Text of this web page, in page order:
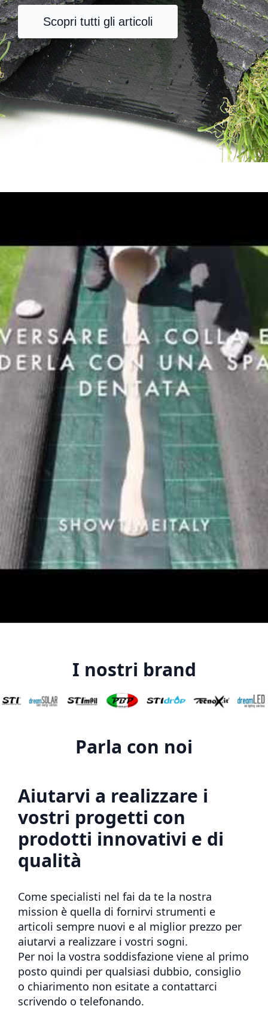
Scopri tutti gli articoli
I nostri brand
Parla con noi
Aiutarvi a realizzare i
vostri progetti con
prodotti innovativi e di
qualità
Come specialisti nel fai da te la nostra
mission è quella di fornirvi strumenti e
articoli sempre nuovi e al miglior prezzo per
aiutarvi a realizzare i vostri sogni.
Per noi la vostra soddisfazione viene al primo
posto quindi per qualsiasi dubbio, consiglio
o chiarimento non esitate a contattarci
scrivendo o telefonando.